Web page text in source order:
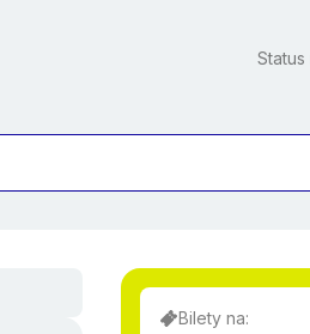
Bilety na: